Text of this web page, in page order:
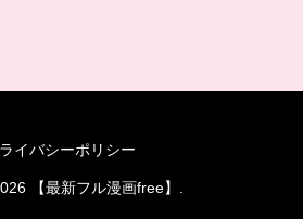
イバシーポリシー
【最新フル漫画free】.